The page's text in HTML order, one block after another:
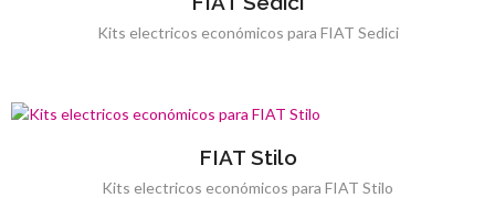
Kits electricos económicos para FIAT Sedici
FIAT Stilo
Kits electricos económicos para FIAT Stilo